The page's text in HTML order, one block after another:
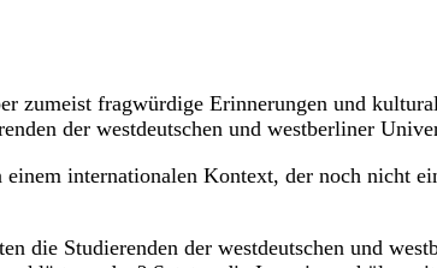
zumeist fragwürdige Erinnerungen und
der westdeutschen und westberliner
internationalen Kontext, der noch nicht
die Studierenden der westdeutschen und